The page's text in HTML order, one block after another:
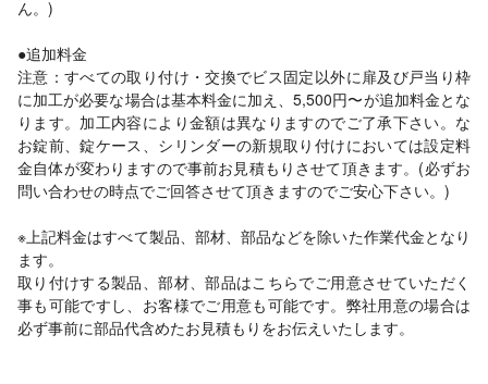
ん。)
●追加料金
注意：すべての取り付け・交換でビス固定以外に扉及び戸当り枠
に加工が必要な場合は基本料金に加え、5,500円〜が追加料金とな
ります。加工内容により金額は異なりますのでご了承下さい。な
お錠前、錠ケース、シリンダーの新規取り付けにおいては設定料
金自体が変わりますので事前お見積もりさせて頂きます。(必ずお
問い合わせの時点でご回答させて頂きますのでご安心下さい。)
※上記料金はすべて製品、部材、部品などを除いた作業代金となり
ます。
取り付けする製品、部材、部品はこちらでご用意させていただく
事も可能ですし、お客様でご用意も可能です。弊社用意の場合は
必ず事前に部品代含めたお見積もりをお伝えいたします。